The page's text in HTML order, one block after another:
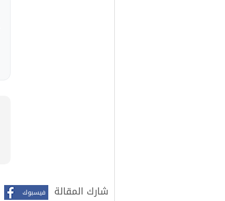
شارك المقالة فيسبوك